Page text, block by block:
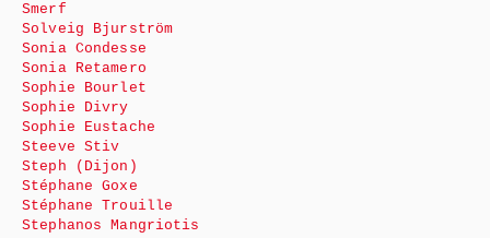
Smerf
Solveig Bjurström
Sonia Condesse
Sonia Retamero
Sophie Bourlet
Sophie Divry
Sophie Eustache
Steeve Stiv
Steph (Dijon)
Stéphane Goxe
Stéphane Trouille
Stephanos Mangriotis